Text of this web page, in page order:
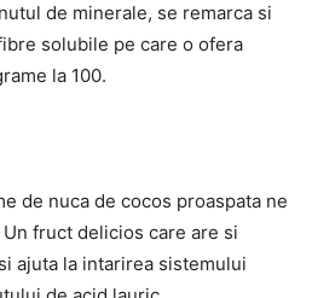
de minerale, se remarca si
solubile pe care o ofera
la 100.
de nuca de cocos proaspata ne
fruct delicios care are si
ajuta la intarirea sistemului